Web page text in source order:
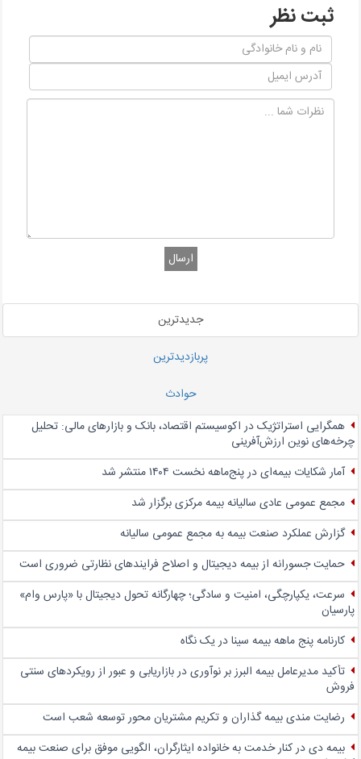
ثبت نظر
ارسال
جدیدترین
پربازدیدترین
حوادث
همگرایی استراتژیک در اکوسیستم اقتصاد، بانک و بازارهای مالی: تحلیل
چرخه‌های نوین ارزش‌آفرینی
آمار شکایات بیمه‌ای در پنج‌‌ماهه نخست ۱۴۰۴ منتشر شد
مجمع عمومی عادی سالیانه بیمه مرکزی برگزار شد
گزارش عملکرد صنعت بیمه به مجمع عمومی سالیانه
حمایت جسورانه از بیمه دیجیتال و اصلاح فرایندهای نظارتی ضروری است
سرعت، یکپارچگی، امنیت و سادگی؛ چهار‌گانه تحول دیجیتال با «پارس وام»
پارسیان
کارنامه پنج ماهه بیمه سینا در یک نگاه
تأکید مدیرعامل بیمه البرز بر نوآوری در بازاریابی و عبور از رویکردهای سنتی
فروش
رضایت مندی بیمه گذاران و تکریم مشتریان محور توسعه شعب است
بیمه دی در کنار خدمت به خانواده ایثارگران، الگویی موفق برای صنعت بیمه